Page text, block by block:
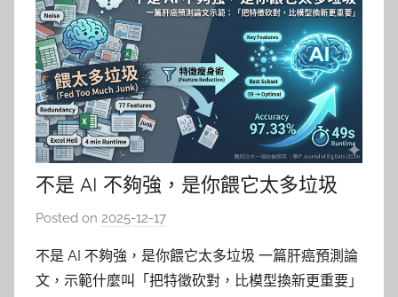
不是 AI 不夠強，是你餵它太多垃圾
Posted on 2025-12-17
柯
文
不是 AI 不夠強，是你餵它太多垃圾 一篇肝癌預測論
文，示範什麼叫「把特徵砍對，比模型換新更重要」